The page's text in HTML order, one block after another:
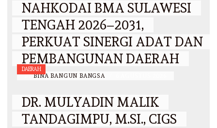
NAHKODAI BMA SULAWESI
TENGAH 2026–2031,
PERKUAT SINERGI ADAT DAN
PEMBANGUNAN DAERAH
BY BINA BANGUN BANGSA
DAERAH
DR. MULYADIN MALIK
TANDAGIMPU, M.SI., CIGS